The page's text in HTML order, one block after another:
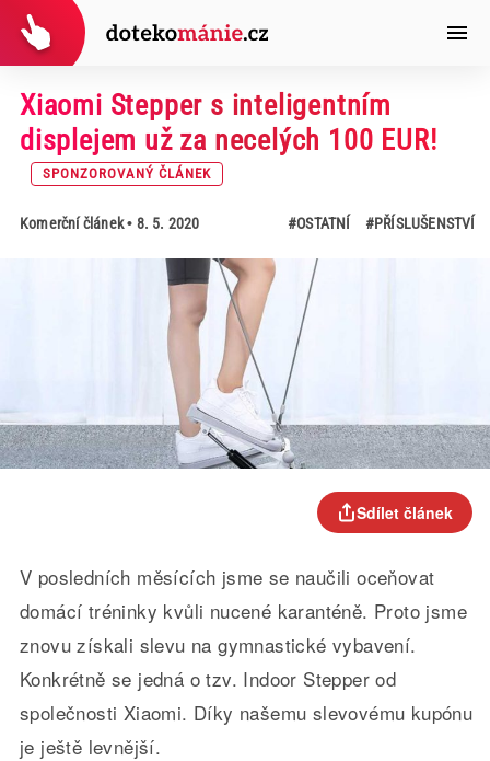
Xiaomi Stepper s inteligentním
displejem už za necelých 100 EUR!
SPONZOROVANÝ ČLÁNEK
Komerční článek• 8. 5. 2020 #OSTATNÍ #PŘÍSLUŠENSTVÍ
Sdílet článek
V posledních měsících jsme se naučili oceňovat
domácí tréninky kvůli nucené karanténě. Proto jsme
znovu získali slevu na gymnastické vybavení.
Konkrétně se jedná o tzv. Indoor Stepper od
společnosti Xiaomi. Díky našemu slevovému kupónu
je ještě levnější.